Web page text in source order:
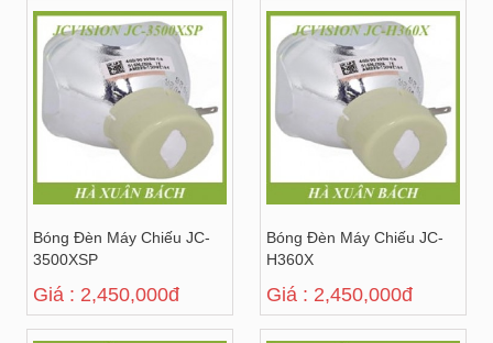
Bóng Đèn Máy Chiếu JC-
3500XSP
Giá : 2,450,000đ
Bóng Đèn Máy Chiếu JC-
H360X
Giá : 2,450,000đ